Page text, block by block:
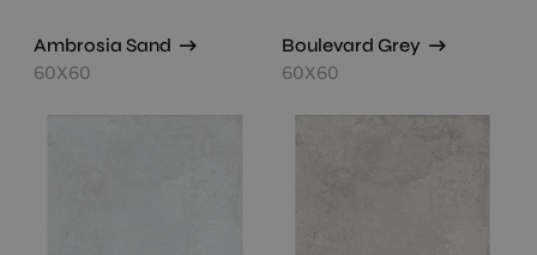
Ambrosia Sand
60X60
Boulevard Grey
60X60